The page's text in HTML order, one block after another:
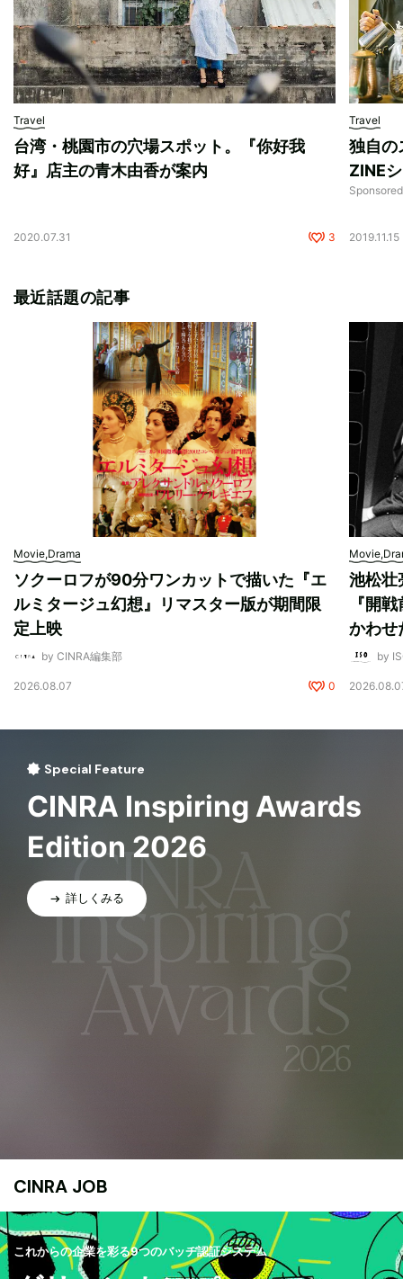
Travel
台湾・桃園市の穴場スポット。『你好我
好』店主の青木由香が案内
2020.07.31 3
Travel
独自の
ZINE
2019.11.15
最近話題の記事
Movie,Drama
ソクーロフが90分ワンカットで描いた『エ
ルミタージュ幻想』リマスター版が期間限
定上映
by CINRA編集部
2026.08.07 0
池松壮
『開
かわせ
by
Special Feature
CINRA Inspiring Awards
Edition 2026
詳しくみる
CINRA JOB
これからの企業を彩る9つのバッヂ認証システム